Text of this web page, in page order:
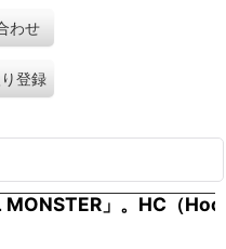
わせ
登録
」。HC（